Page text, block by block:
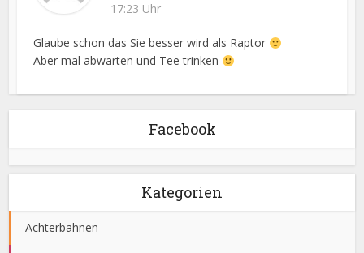
17:23 Uhr
Glaube schon das Sie besser wird als Raptor
Aber mal abwarten und Tee trinken
Facebook
Kategorien
Achterbahnen